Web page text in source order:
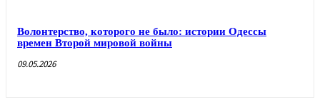
Волонтерство, которого не было: истории Одессы
времен Второй мировой войны
09.05.2026